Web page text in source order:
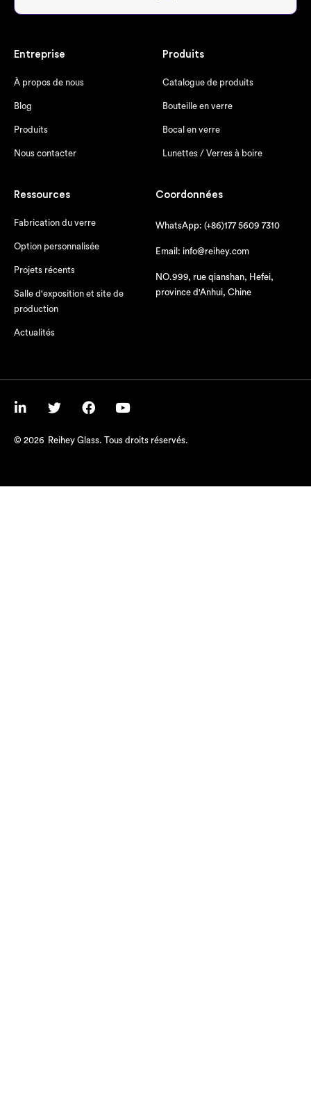
Entreprise
À propos de nous
Blog
Produits
Nous contacter
Produits
Catalogue de produits
Bouteille en verre
Bocal en verre
Lunettes / Verres à boire
Ressources
Fabrication du verre
Option personnalisée
Projets récents
Salle d'exposition et site de
production
Actualités
Coordonnées
WhatsApp: (+86)177 5609 7310
Email: info@reihey.com
NO.999, rue qianshan, Hefei,
province d'Anhui, Chine
© 2026 Reihey Glass. Tous droits réservés.